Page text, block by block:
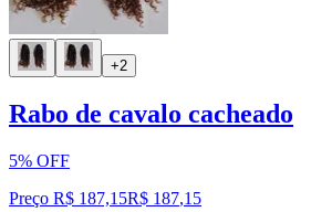
+2
Rabo de cavalo cacheado
5% OFF
Preço R$ 187,15R$ 187,15